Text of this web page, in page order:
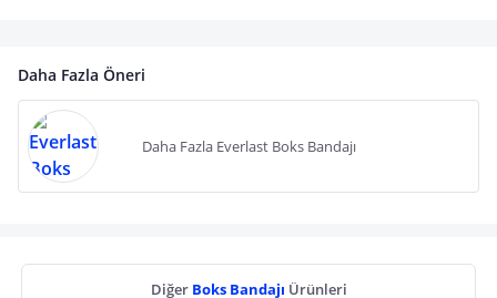
Daha Fazla Öneri
Daha Fazla Everlast Boks Bandajı
Diğer Boks Bandajı Ürünleri